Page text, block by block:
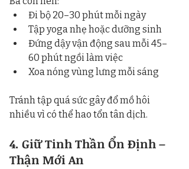
Đi bộ 20–30 phút mỗi ngày
Tập yoga nhẹ hoặc dưỡng sinh
Đứng dậy vận động sau mỗi 45–
60 phút ngồi làm việc
Xoa nóng vùng lưng mỗi sáng
Tránh tập quá sức gây đổ mồ hôi
nhiều vì có thể hao tổn tân dịch.
4. Giữ Tinh Thần Ổn Định –
Thận Mới An